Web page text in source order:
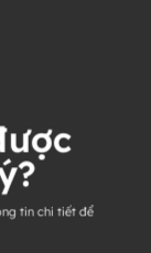
tin chi tiết để